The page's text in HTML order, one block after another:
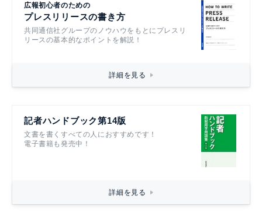
広報初心者のための
プレスリリースの書き方
共同通信社グループのノウハウをもとにプレスリ
リースの基本的なポイントを解説！
詳細を見る
記者ハンドブック第14版
文書を書くすべての人におすすめです！
電子書籍も発売中！
詳細を見る